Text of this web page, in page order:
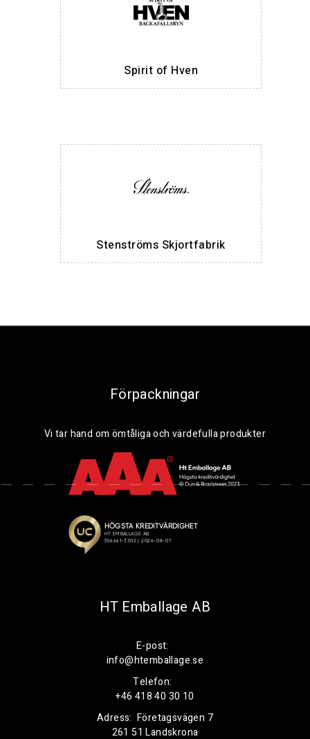
Spirit of Hven
Stenströms Skjortfabrik
Förpackningar
Vi tar hand om ömtåliga och värdefulla produkter
HT Emballage AB
E-post:
info@htemballage.se
Telefon:
+46 418 40 30 10
Adress: Företagsvägen 7
261 51 Landskrona